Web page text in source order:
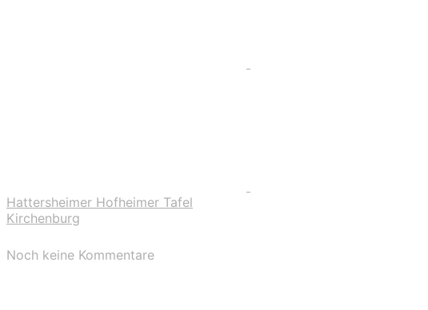
Hattersheimer Hofheimer Tafel
Kirchenburg
Noch keine Kommentare